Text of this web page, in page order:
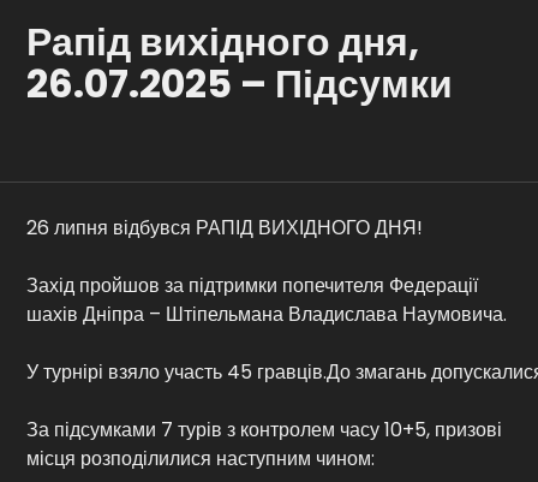
Навчання
Контакти
Рапід вихідного дня,
26.07.2025 – Підсумки
26 липня відбувся РАПІД ВИХІДНОГО ДНЯ!
Захід пройшов за підтримки попечителя Федерації
шахів Дніпра – Штіпельмана Владислава Наумовича.
У турнірі взяло участь 45 гравців.До змагань
За підсумками 7 турів з контролем часу 10+5, призові
місця розподілилися наступним чином: